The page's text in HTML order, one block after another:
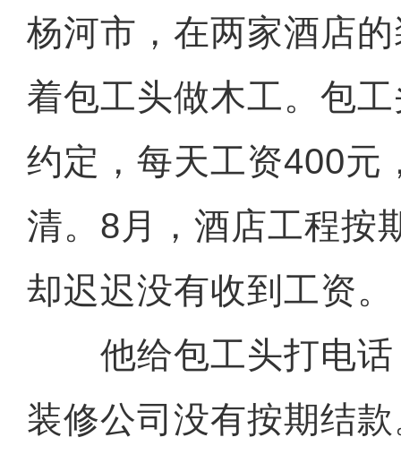
杨河市，在两家酒店
着包工头做木工。包
约定，每天工资400元
清。8月，酒店工程按
却迟迟没有收到工资。
他给包工头打电话
装修公司没有按期结